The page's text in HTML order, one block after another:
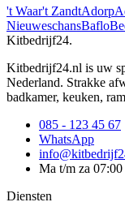
't Waar't ZandtAdorp
NieuweschansBaflo
Kitbedrijf24.
Kitbedrijf24.nl is uw
Nederland. Strakke
badkamer, keuken,
085 - 123 45 67
WhatsApp
Ma t/m za 07:00
Diensten